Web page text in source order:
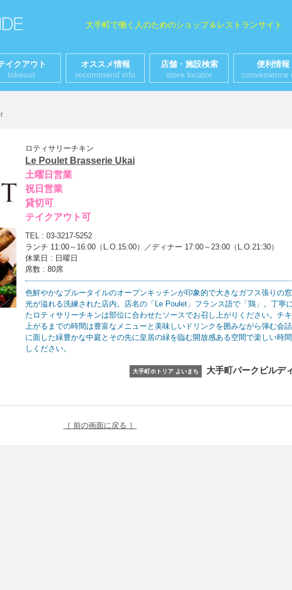
大手町で働く人のためのショップ＆レストランサイト
イクアウト
takeout
オススメ情報
recommend info
店舗・施設検索
store locator
便利情報
convenience
ロティサリーチキン
Le Poulet Brasserie Ukai
土曜日営業
祝日営業
貸切可
テイクアウト可
TEL : 03-3217-5252
ランチ 11:00～16:00（L.O.15:00）／ディナー 17:00～23:00（L.O.21:30）
休業日 : 日曜日
席数 : 80席
色鮮やかなブルータイルのオープンキッチンが印象的で大きなガフス張りの
光が溢れる洗練された店内。店名の「Le Poulet」フランス語で「鶏」。丁寧
たロティサリーチキンは部位に合わせたソースでお召し上がりください。チ
上がるまでの時間は豊富なメニューと美味しいドリンクを囲みながら弾む会
に面した緑豊かな中庭とその先に皇居の緑を臨む開放感ある空間で楽しい時
しください。
大手町ホトリア よいまち 大手町パークビルデ
［ 前の画面に戻る ］